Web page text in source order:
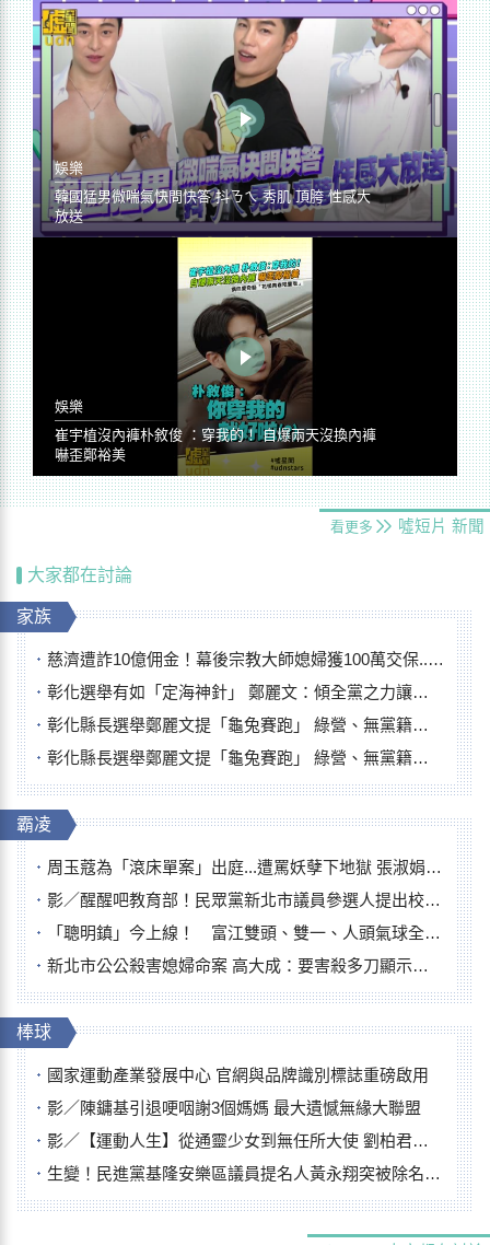
娛樂
韓國猛男微喘氣快問快答 抖ㄋㄟ 秀肌 頂胯 性感大
放送
娛樂
崔宇植沒內褲朴敘俊 ：穿我的！ 自爆兩天沒換內褲
嚇歪鄭裕美
看更多 噓短片 新聞
大家都在討論
家族
慈濟遭詐10億佣金！幕後宗教大師媳婦獲100萬交保...快步奔離不發一語
彰化選舉有如「定海神針」 鄭麗文：傾全黨之力讓彰化贏
彰化縣長選舉鄭麗文提「龜兔賽跑」 綠營、無黨籍忙否認是烏龜
彰化縣長選舉鄭麗文提「龜兔賽跑」 綠營、無黨籍忙否認是烏龜
霸凌
周玉蔻為「滾床單案」出庭...遭罵妖孽下地獄 張淑娟批：舌頭殺人有罪
影／醒醒吧教育部！民眾黨新北市議員參選人提出校園反毒防線升級政見
「聰明鎮」今上線！ 富江雙頭、雙一、人頭氣球全登場
新北市公公殺害媳婦命案 高大成：要害殺多刀顯示怨恨深
棒球
國家運動產業發展中心 官網與品牌識別標誌重磅啟用
影／陳鏞基引退哽咽謝3個媽媽 最大遺憾無緣大聯盟
影／【運動人生】從通靈少女到無任所大使 劉柏君女裁判人生國際發光
生變！民進黨基隆安樂區議員提名人黃永翔突被除名 將另提他人